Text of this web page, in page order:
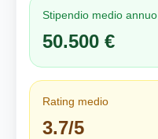
Stipendio medio annuo
50.500 €
Rating medio
3.7/5